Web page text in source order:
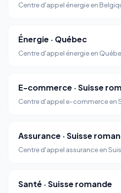
Centre d'appel énergie en
Énergie · Québec
Centre d'appel énergie en
E-commerce · Suisse
Centre d'appel e-commerce en
Assurance · Suisse
Centre d'appel assurance en
Santé · Suisse romande